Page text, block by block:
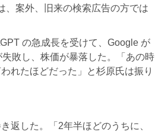
、案外、旧来の検索広告の方では
の急成長を受けて、Google が
敗し、株価が暴落した。「あの時
れたほどだった」と杉原氏は振り
返した。「2年半ほどのうちに、